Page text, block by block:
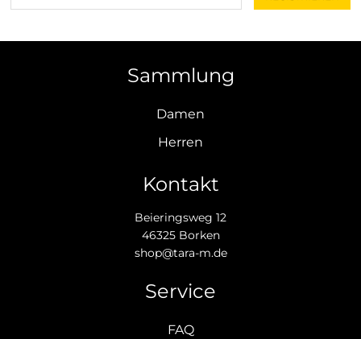
Sammlung
Damen
Herren
Kontakt
Beieringsweg 12
46325 Borken
shop@tara-m.de
Service
FAQ